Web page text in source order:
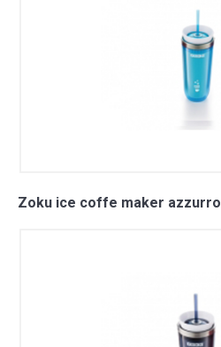
Zoku ice coffe maker azzurro